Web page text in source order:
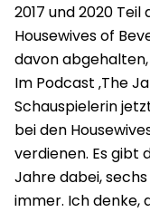
2017 und 2020 Teil
Housewives of
davon
Im Podcast ‚The
Schauspielerin
bei den
verdienen. Es gibt
Jahre dabei,
immer. Ich denke,